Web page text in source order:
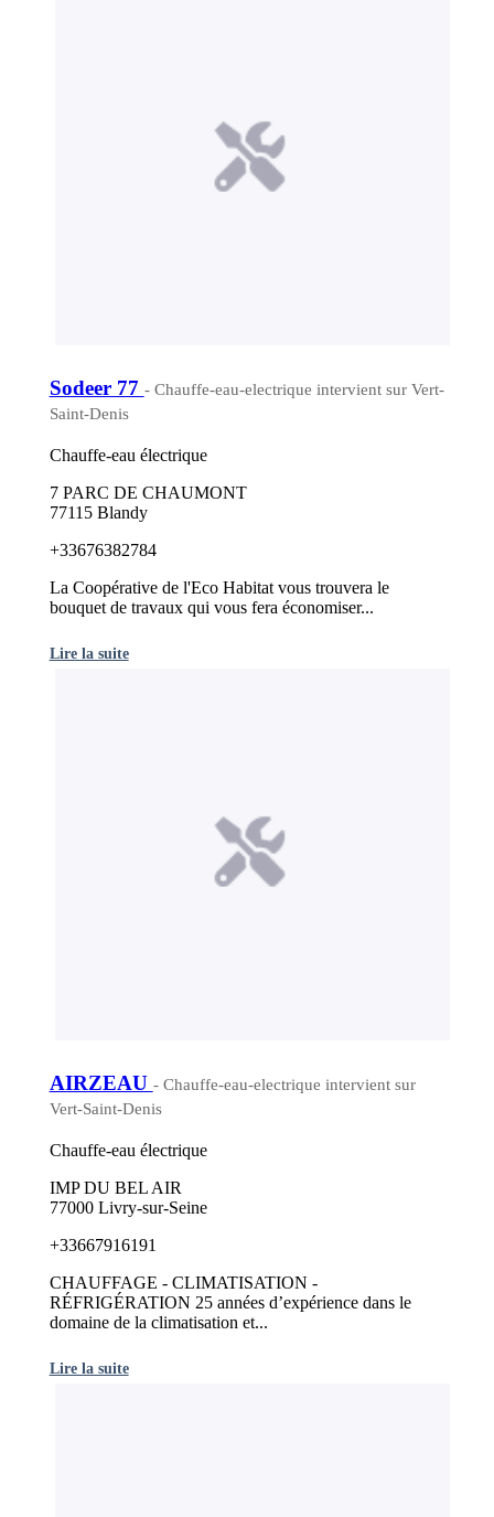
Sodeer 77 - Chauffe-eau-electrique intervient sur Vert-
Saint-Denis
Chauffe-eau électrique
7 PARC DE CHAUMONT
77115 Blandy
+33676382784
La Coopérative de l'Eco Habitat vous trouvera le
bouquet de travaux qui vous fera économiser...
Lire la suite
AIRZEAU - Chauffe-eau-electrique intervient sur
Vert-Saint-Denis
Chauffe-eau électrique
IMP DU BEL AIR
77000 Livry-sur-Seine
+33667916191
CHAUFFAGE - CLIMATISATION -
RÉFRIGÉRATION 25 années d’expérience dans le
domaine de la climatisation et...
Lire la suite